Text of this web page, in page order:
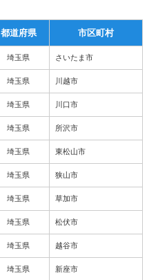
都道府県 市区町村
埼玉県 さいたま市
埼玉県 川越市
埼玉県 川口市
埼玉県 所沢市
埼玉県 東松山市
埼玉県 狭山市
埼玉県 草加市
埼玉県 松伏市
埼玉県 越谷市
埼玉県 新座市